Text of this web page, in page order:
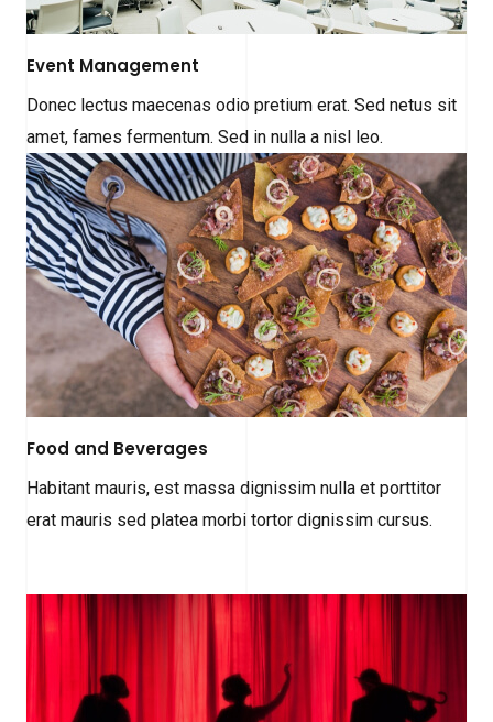
Event Management
Donec lectus maecenas odio pretium erat. Sed netus sit
amet, fames fermentum. Sed in nulla a nisl leo.
Food and Beverages
Habitant mauris, est massa dignissim nulla et porttitor
erat mauris sed platea morbi tortor dignissim cursus.